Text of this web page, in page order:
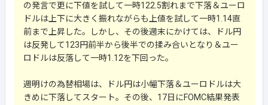
の発言で更に下値を試して一時122.5割れまで下落＆ユーロ
ドルは上下に大きく振れながらも上値を試して一時1.14直
前まで上昇した。しかし、その後週末にかけては、ドル円
は反発して123円前半から後半での揉み合いとなり＆ユー
ロドルは反落して一時1.12を下回った。
週明けの為替相場は、ドル円は小幅下落＆ユーロドルは大
きめに下落してスタート。その後、17日にFOMC結果発表